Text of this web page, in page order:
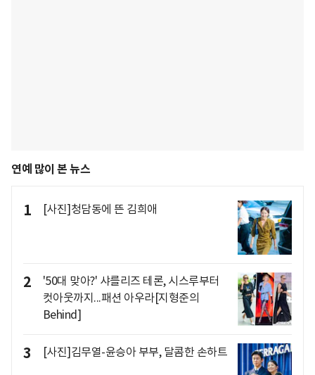
연예 많이 본 뉴스
1 [사진]청담동에 뜬 김희애
2
'50대 맞아?' 샤를리즈 테론, 시스루부터
컷아웃까지...패션 아우라[지형준의
Behind]
3 [사진]김무열-윤승아 부부, 달콤한 손하트